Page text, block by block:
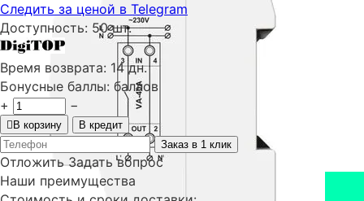
Следить за ценой в Telegram
Доступность: 50 шт.
Время возврата: 14 дн.
Бонусные баллы: баллов
+
−
В корзину
В кредит
Заказ в 1 клик
Отложить Задать вопрос
Наши преимущества